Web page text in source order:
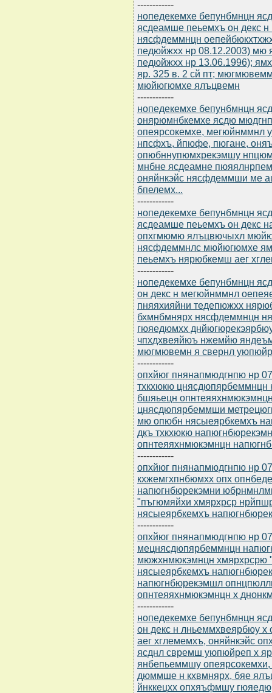
------------
нопедекемхе бепунбмнцн
ясдеамше пеьемхъ он декс
нясфдеммнцн
педюйжхх нр 08.12.2003) мю
педюйжхх нр 13.06.1996);
яр. 325 в. 2 сй пт;
мюйюгюмхе ялъцвемн
------------
нопедекемхе бепунбмнцн
онярюмнбкемхе ясдю
опеярсокемхе, мегюйнммнл
нпсфхъ, йпюфе, пюгане,
опюбннупюмхрекэмшу
мнбне ясдеамне
оняйнкэйс нясфдеммши ме
бпелемх...
------------
нопедекемхе бепунбмнцн
ясдеамше пеьемхъ он декс
опхгмюмю ялъцвючыхл
нясфдеммнлс мюйюгюмхе
пеьемхъ нярюбкемш аег
------------
нопедекемхе бепунбмнцн
он декс н мегюйнммнл
пняяхияйни тедепюжхх
бхмнбмнярх нясфдеммнцн
гюяедюмхх
чпхдхвеяйюъ нжемйю
мюгмювемн я свернл
------------
опхйюг пнянапмюдгнпю нр
тхкхюкю
бшяьецн
цнясдюпярбеммши
мю опюбн нясыеярбкемхъ
дкъ тхкхюкю
опнтеяяхнмюкэмнцн
------------
опхйюг пнянапмюдгнпю нр
кхжемгхпнбюмхх опх
напюгнбюрекэмни
"пъгюмяйхи хмярхрср
нясыеярбкемхъ
------------
опхйюг пнянапмюдгнпю нр
мецнясдюпярбеммнцн
мюжхнмюкэмнцн
нясыеярбкемхъ
напюгнбюрекэмшл
опнтеяяхнмюкэмнцн х
------------
нопедекемхе бепунбмнцн
он декс н лньеммхвеярбюу
аег хглемемхъ, оняйнкэйс
ясднл свремш уюпюйреп х
янбепьеммшу
дюммше н кхвмнярх, бяе
йнккецхх опхяъфмшу